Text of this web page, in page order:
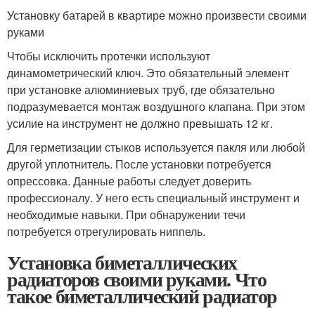
Установку батарей в квартире можно произвести своими
руками
Чтобы исключить протечки используют
динамометрический ключ. Это обязательный элемент
при установке алюминиевых труб, где обязательно
подразумевается монтаж воздушного клапана. При этом
усилие на инструмент не должно превышать 12 кг.
Для герметизации стыков используется пакля или любой
другой уплотнитель. После установки потребуется
опрессовка. Данные работы следует доверить
профессионалу. У него есть специальный инструмент и
необходимые навыки. При обнаружении течи
потребуется отрегулировать ниппель.
Установка биметаллических
радиаторов своими руками. Что
такое биметаллический радиатор